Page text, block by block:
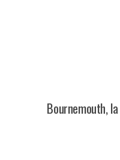
Bournemouth,